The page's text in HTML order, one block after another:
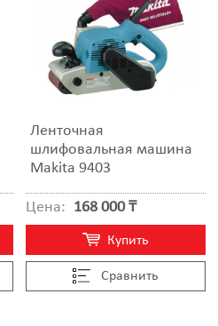
Ленточная
шлифовальная машина
Makita 9403
Цена: 168 000 ₸
Cравнить
Купить